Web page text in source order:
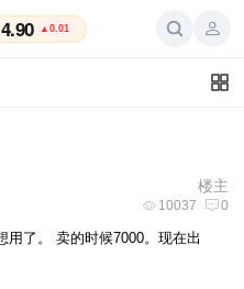
4.90 ▲0.01
楼主
10037 0
了。 卖的时候7000。现在出